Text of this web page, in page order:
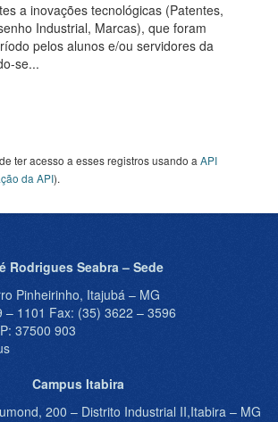
a inovações tecnológicas (Patentes,
Industrial, Marcas), que foram
pelos alunos e/ou servidores da
se...
ter acesso a esses registros usando a API
da API).
Rodrigues Seabra – Sede
Pinheirinho, Itajubá – MG
– 1101 Fax: (35) 3622 – 3596
37500 903
Campus Itabira
200 – Distrito Industrial II,Itabira – MG